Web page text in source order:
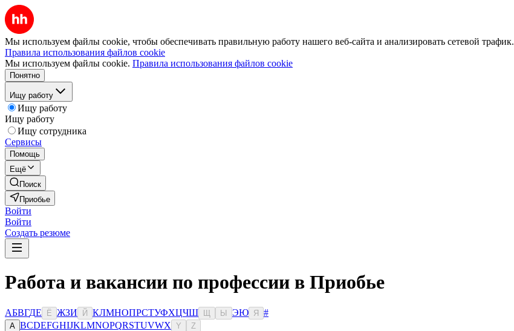
Мы используем файлы cookie, чтобы обеспечивать правильную работу нашего веб-сайта и анализировать сетевой трафик.
Правила использования файлов cookie
Мы используем файлы cookie. Правила использования файлов cookie
Понятно
Ищу работу
Ищу работу
Ищу работу
Ищу сотрудника
Сервисы
Помощь
Ещё
Поиск
Приобье
Войти
Войти
Создать резюме
Работа и вакансии по профессии в Приобье
АБВГДЕ Ё ЖЗИ Й КЛМНОПРСТУФХЦЧШ Ы ЭЮ Я #
A BCDEFGHIJKLMNOPQRSTUVWX Y Z